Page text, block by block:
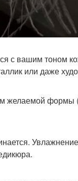
с вашим тоном
или даже
желаемой